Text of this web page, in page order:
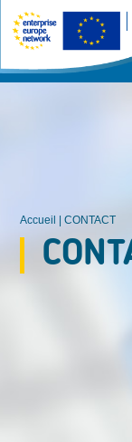
Accueil |CONTACT